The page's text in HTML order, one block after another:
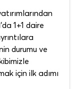
1+1 daire
durumu ve
için ilk adımı